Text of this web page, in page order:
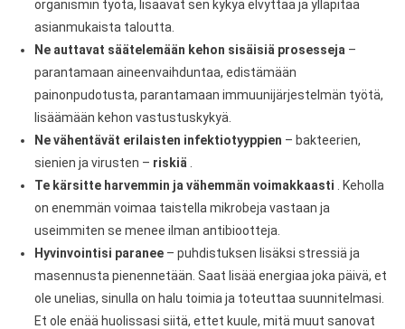
organismin työtä, lisäävät sen kykyä elvyttää ja ylläpitää
asianmukaista taloutta.
Ne auttavat säätelemään kehon sisäisiä prosesseja –
parantamaan aineenvaihduntaa, edistämään
painonpudotusta, parantamaan immuunijärjestelmän työtä,
lisäämään kehon vastustuskykyä.
Ne vähentävät erilaisten infektiotyyppien – bakteerien,
sienien ja virusten – riskiä
Te kärsitte harvemmin ja vähemmän voimakkaasti . Keholla
on enemmän voimaa taistella mikrobeja vastaan ja
useimmiten se menee ilman antibiootteja.
Hyvinvointisi paranee– puhdistuksen lisäksi stressiä ja
masennusta pienennetään. Saat lisää energiaa joka päivä, et
ole unelias, sinulla on halu toimia ja toteuttaa suunnitelmasi.
Et ole enää huolissasi siitä, ettet kuule, mitä muut sanovat